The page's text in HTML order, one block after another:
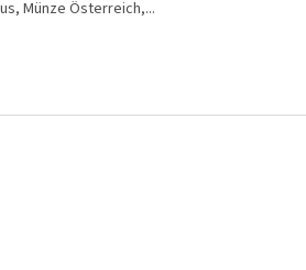
Münze Österreich,...